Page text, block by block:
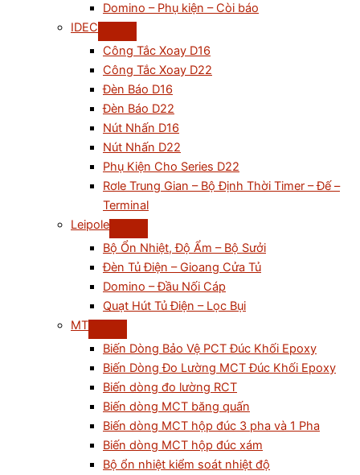
Domino – Phụ kiện – Còi báo
IDEC
Công Tắc Xoay D16
Công Tắc Xoay D22
Đèn Báo D16
Đèn Báo D22
Nút Nhấn D16
Nút Nhấn D22
Phụ Kiện Cho Series D22
Rơle Trung Gian – Bộ Định Thời Timer – Đế –
Terminal
Leipole
Bộ Ổn Nhiệt, Độ Ẩm – Bộ Sưởi
Đèn Tủ Điện – Gioang Cửa Tủ
Domino – Đầu Nối Cáp
Quạt Hút Tủ Điện – Lọc Bụi
MT
Biến Dòng Bảo Vệ PCT Đúc Khối Epoxy
Biến Dòng Đo Lường MCT Đúc Khối Epoxy
Biến dòng đo lường RCT
Biến dòng MCT băng quấn
Biến dòng MCT hộp đúc 3 pha và 1 Pha
Biến dòng MCT hộp đúc xám
Bộ ổn nhiệt kiểm soát nhiệt độ